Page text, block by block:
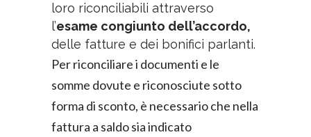
loro riconciliabili attraverso
l’esame congiunto dell’accordo,
delle fatture e dei bonifici parlanti.
Per riconciliare i documenti e le
somme dovute e riconosciute sotto
forma di sconto, è necessario che nella
fattura a saldo sia indicato